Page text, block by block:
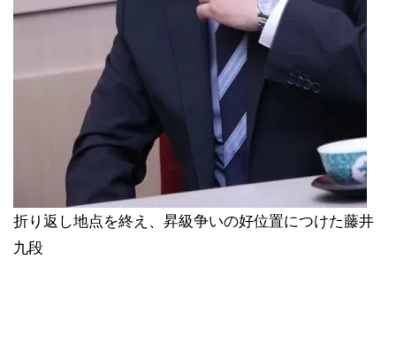
折り返し地点を終え、昇級争いの好位置につけた藤井
九段